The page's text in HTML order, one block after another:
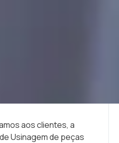
aos clientes, a
Usinagem de peças